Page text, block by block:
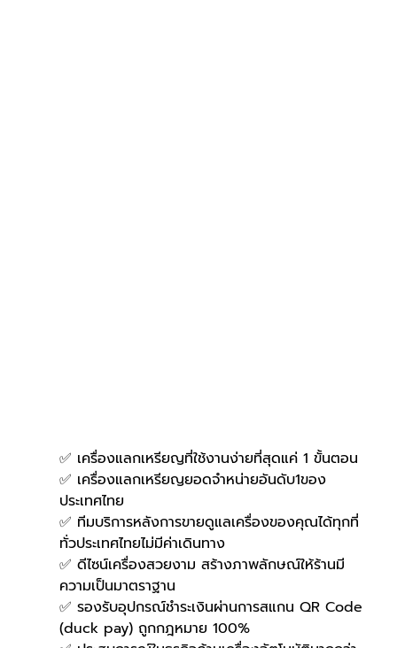
✅ เครื่องแลกเหรียญที่ใช้งานง่ายที่สุดแค่ 1 ขั้นตอน
✅ เครื่องแลกเหรียญยอดจำหน่ายอันดับ1ของ
ประเทศไทย
✅ ทีมบริการหลังการขายดูแลเครื่องของคุณได้ทุกที่
ทั่วประเทศไทยไม่มีค่าเดินทาง
✅ ดีไซน์เครื่องสวยงาม สร้างภาพลักษณ์ให้ร้านมี
ความเป็นมาตราฐาน
✅ รองรับอุปกรณ์ชำระเงินผ่านการสแกน QR Code
(duck pay) ถูกกฎหมาย 100%